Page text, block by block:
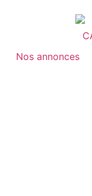
Nos annonces